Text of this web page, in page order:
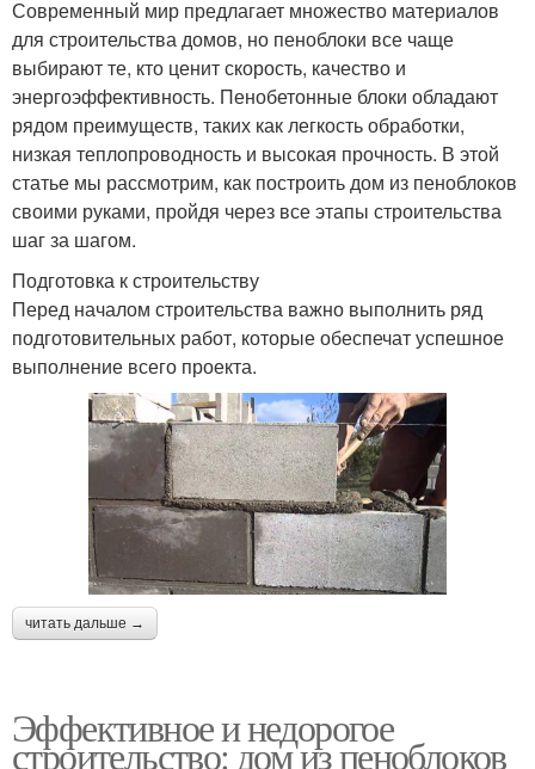
Современный мир предлагает множество материалов
для строительства домов, но пеноблоки все чаще
выбирают те, кто ценит скорость, качество и
энергоэффективность. Пенобетонные блоки обладают
рядом преимуществ, таких как легкость обработки,
низкая теплопроводность и высокая прочность. В этой
статье мы рассмотрим, как построить дом из пеноблоков
своими руками, пройдя через все этапы строительства
шаг за шагом.
Подготовка к строительству
Перед началом строительства важно выполнить ряд
подготовительных работ, которые обеспечат успешное
выполнение всего проекта.
читать дальше →
Эффективное и недорогое
строительство: дом из пеноблоков